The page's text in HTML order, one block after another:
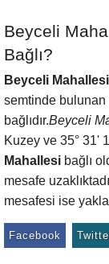
Beyceli
Bağlı?
Beyceli Mahallesi
semtinde
bağlıdır.Beyceli
Kuzey ve 35° 31'
Mahallesi bağlı
mesafe
mesafesi ise
Facebook